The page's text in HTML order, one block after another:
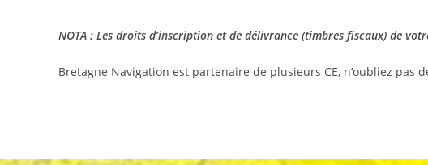
NOTA : Les droits d’inscription et de délivrance (timbres fiscaux) de
Bretagne Navigation est partenaire de plusieurs CE, n’oubliez pas